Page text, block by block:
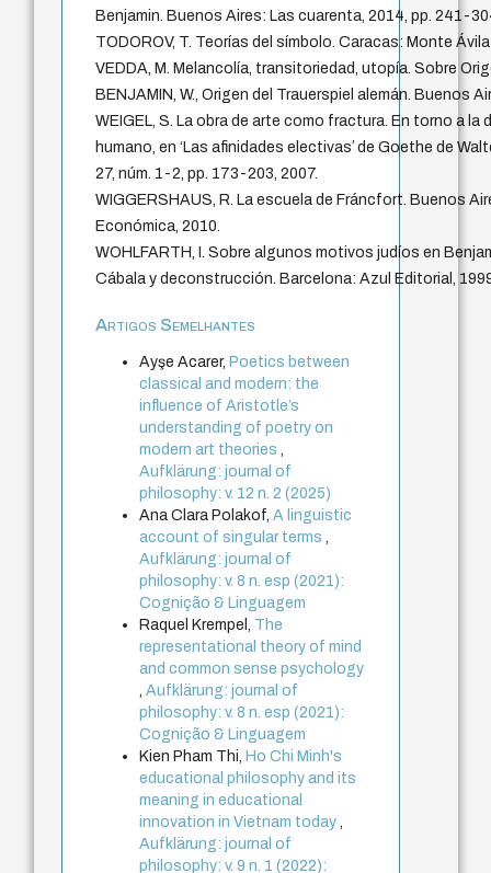
Benjamin. Buenos Aires: Las cuarenta, 2014, pp. 241-
TODOROV, T. Teorías del símbolo. Caracas: Monte
VEDDA, M. Melancolía, transitoriedad, utopía. Sobre
BENJAMIN, W., Origen del Trauerspiel alemán. Buenos
WEIGEL, S. La obra de arte como fractura. En torno a la
humano, en ‘Las afinidades electivasʼ de Goethe de
27, núm. 1-2, pp. 173-203, 2007.
WIGGERSHAUS, R. La escuela de Fráncfort. Buenos
Económica, 2010.
WOHLFARTH, I. Sobre algunos motivos judíos en
Cábala y deconstrucción. Barcelona: Azul Editorial,
Artigos Semelhantes
Ayşe Acarer, Poetics between
classical and modern: the
influence of Aristotle’s
understanding of poetry on
modern art theories,
Aufklärung: journal of
philosophy: v. 12 n. 2 (2025)
Ana Clara Polakof,A linguistic
account of singular terms,
Aufklärung: journal of
philosophy: v. 8 n. esp (2021):
Cognição & Linguagem
Raquel Krempel, The
representational theory of mind
and common sense psychology
,Aufklärung: journal of
philosophy: v. 8 n. esp (2021):
Cognição & Linguagem
Kien Pham Thi, Ho Chi Minh's
educational philosophy and its
meaning in educational
innovation in Vietnam today,
Aufklärung: journal of
philosophy: v. 9 n. 1 (2022):